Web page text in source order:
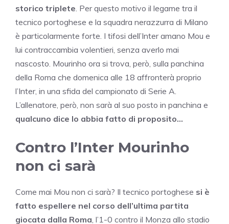
storico triplete . Per questo motivo il legame tra il
tecnico portoghese e la squadra nerazzurra di Milano
è particolarmente forte. I tifosi dell’Inter amano Mou e
lui contraccambia volentieri, senza averlo mai
nascosto. Mourinho ora si trova, però, sulla panchina
della Roma che domenica alle 18 affronterà proprio
l’Inter, in una sfida del campionato di Serie A.
L’allenatore, però, non sarà al suo posto in panchina e
qualcuno dice lo abbia fatto di proposito…
Contro l’Inter Mourinho
non ci sarà
Come mai Mou non ci sarà? Il tecnico portoghese si è
fatto espellere nel corso dell’ultima partita
giocata dalla Roma , l’1-0 contro il Monza allo stadio